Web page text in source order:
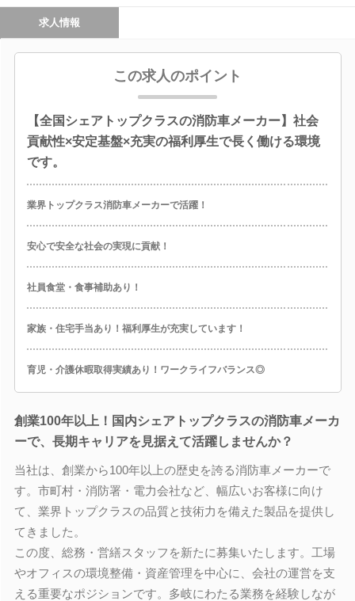
求人情報
この求人のポイント
【全国シェアトップクラスの消防車メーカー】社会
貢献性×安定基盤×充実の福利厚生で長く働ける環境
です。
業界トップクラス消防車メーカーで活躍！
安心で安全な社会の実現に貢献！
社員食堂・食事補助あり！
家族・住宅手当あり！福利厚生が充実しています！
育児・介護休暇取得実績あり！ワークライフバランス◎
創業100年以上！国内シェアトップクラスの消防車メーカ
ーで、長期キャリアを見据えて活躍しませんか？
当社は、創業から100年以上の歴史を誇る消防車メーカーで
す。市町村・消防署・電力会社など、幅広いお客様に向け
て、業界トップクラスの品質と技術力を備えた製品を提供し
てきました。
この度、総務・営繕スタッフを新たに募集いたします。工場
やオフィスの環境整備・資産管理を中心に、会社の運営を支
える重要なポジションです。多岐にわたる業務を経験しなが